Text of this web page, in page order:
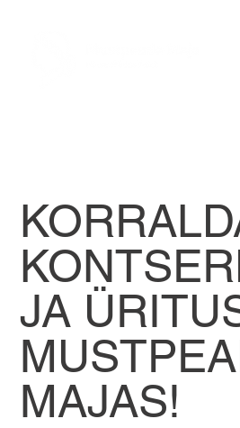
JA
MAJAS!